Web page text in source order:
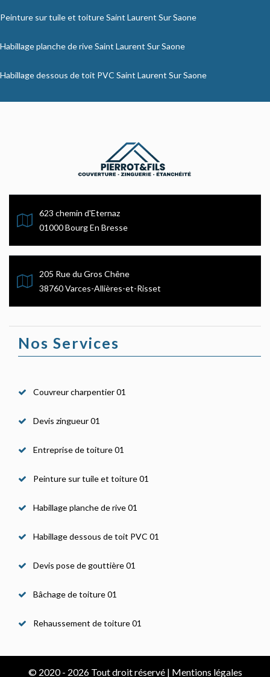
Peinture sur tuile et toiture Saint Laurent Sur Saone
Habillage planche de rive Saint Laurent Sur Saone
Habillage dessous de toit PVC Saint Laurent Sur Saone
623 chemin d'Eternaz
01000 Bourg En Bresse
205 Rue du Gros Chêne
38760 Varces-Allières-et-Risset
Nos Services
Couvreur charpentier 01
Devis zingueur 01
Entreprise de toiture 01
Peinture sur tuile et toiture 01
Habillage planche de rive 01
Habillage dessous de toit PVC 01
Devis pose de gouttière 01
Bâchage de toiture 01
Rehaussement de toiture 01
© 2020 - 2026 Tout droit réservé | Mentions légales